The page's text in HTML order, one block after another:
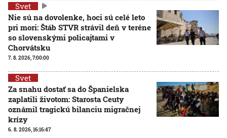
Svet
Nie sú na dovolenke, hoci sú celé leto
pri mori: Štáb STVR strávil deň v teréne
so slovenskými policajtami v
Chorvátsku
7. 8. 2026, 7:00:00
Svet
Za snahu dostať sa do Španielska
zaplatili životom: Starosta Ceuty
oznámil tragickú bilanciu migračnej
krízy
6. 8. 2026, 16:16:47